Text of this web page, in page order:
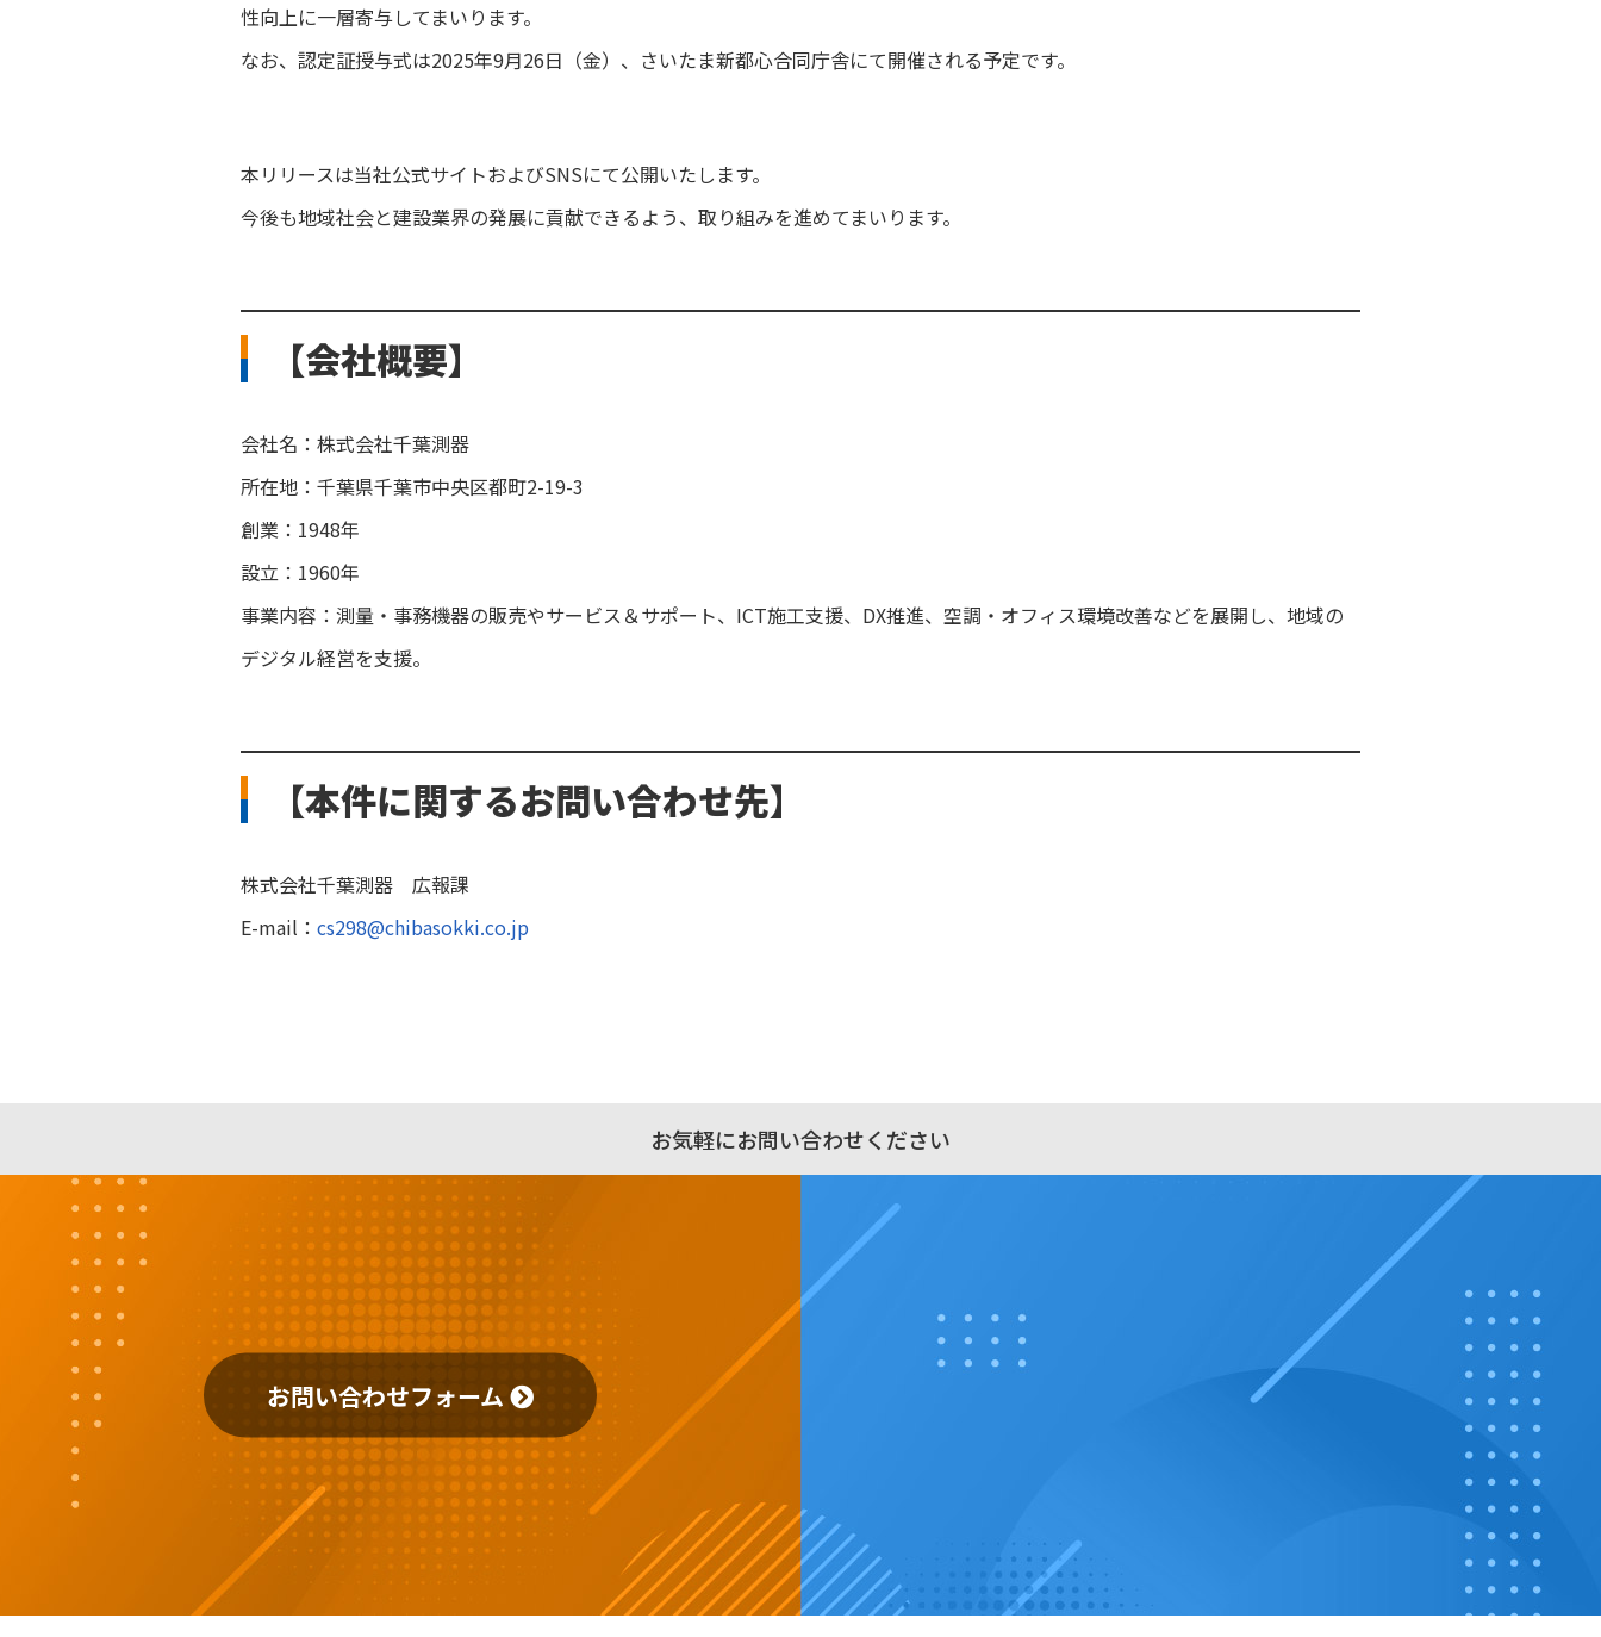
性向上に一層寄与してまいります。
なお、認定証授与式は2025年9月26日（金）、さいたま新都心合同庁舎にて開催される予定です。
本リリースは当社公式サイトおよびSNSにて公開いたします。
今後も地域社会と建設業界の発展に貢献できるよう、取り組みを進めてまいります。
【会社概要】
会社名：株式会社千葉測器
所在地：千葉県千葉市中央区都町2-19-3
創業：1948年
設立：1960年
事業内容：測量・事務機器の販売やサービス＆サポート、ICT施工支援、DX推進、空調・オフィス環境改善などを展開し、地域の
デジタル経営を支援。
【本件に関するお問い合わせ先】
株式会社千葉測器 広報課
E-mail： cs298@chibasokki.co.jp
お気軽にお問い合わせください
お問い合わせフォーム